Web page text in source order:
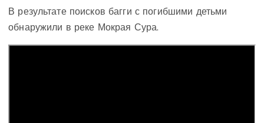
В результате поисков багги с погибшими детьми
обнаружили в реке Мокрая Сура.